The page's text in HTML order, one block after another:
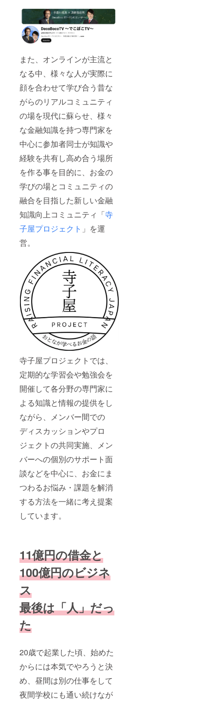
また、オンラインが主流と
なる中、様々な人が実際に
顔を合わせて学び合う昔な
がらのリアルコミュニティ
の場を現代に蘇らせ、様々
な金融知識を持つ専門家を
中心に参加者同士が知識や
経験を共有し高め合う場所
を作る事を目的に、お金の
学びの場とコミュニティの
融合を目指した新しい金融
知識向上コミュニティ「寺
子屋プロジェクト 」を運
営。
寺子屋プロジェクトでは、
定期的な学習会や勉強会を
開催して各分野の専門家に
よる知識と情報の提供をし
ながら、メンバー間での
ディスカッションやプロ
ジェクトの共同実施、メン
バーへの個別のサポート面
談などを中心に、お金にま
つわるお悩み・課題を解消
する方法を一緒に考え提案
しています。
11億円の借金と
100億円のビジネ
ス
最後は「人」だっ
た
20歳で起業した頃、始めた
からには本気でやろうと決
め、昼間は別の仕事をして
夜間学校にも通い続けなが